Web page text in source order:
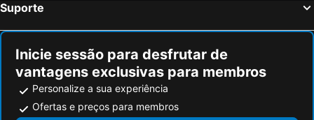
Suporte
Inicie sessão para desfrutar de
vantagens exclusivas para membros
Personalize a sua experiência
Ofertas e preços para membros